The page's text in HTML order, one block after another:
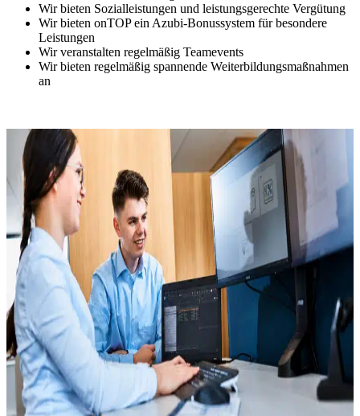
Wir bieten Sozialleistungen und leistungsgerechte Vergütung
Wir bieten onTOP ein Azubi-Bonussystem für besondere
Leistungen
Wir veranstalten regelmäßig Teamevents
Wir bieten regelmäßig spannende Weiterbildungsmaßnahmen
an